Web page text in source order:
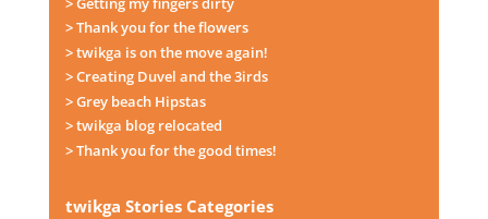
> Thank you for the flowers
> twikga is on the move again!
> Creating Duvel and the 3irds
> Grey beach Hipstas
> twikga blog relocated
> Thank you for the good times!
twikga Stories Categories